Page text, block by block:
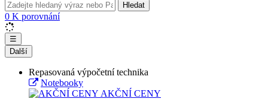
Hledat
0 K porovnání
☰
Další
Repasovaná výpočetní technika
Notebooky
AKČNÍ CENY